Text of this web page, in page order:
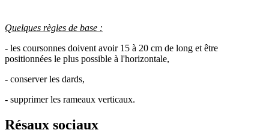
Quelques règles de base :
- les coursonnes doivent avoir 15 à 20 cm de long et être
positionnées le plus possible à l'horizontale,
- conserver les dards,
- supprimer les rameaux verticaux.
Résaux sociaux